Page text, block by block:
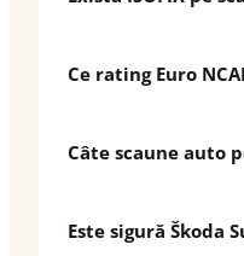
Ce rating Euro
Câte scaune auto
Este sigură Škoda